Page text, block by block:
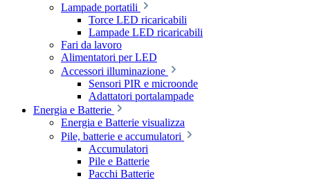
Lampade portatili
Torce LED ricaricabili
Lampade LED ricaricabili
Fari da lavoro
Alimentatori per LED
Accessori illuminazione
Sensori PIR e microonde
Adattatori portalampade
Energia e Batterie
Energia e Batterie visualizza
Pile, batterie e accumulatori
Accumulatori
Pile e Batterie
Pacchi Batterie